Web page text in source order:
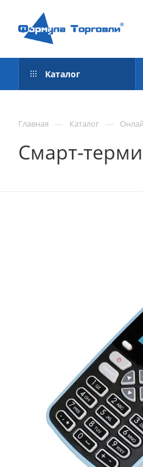
Каталог
Главная — Каталог —
Смарт-